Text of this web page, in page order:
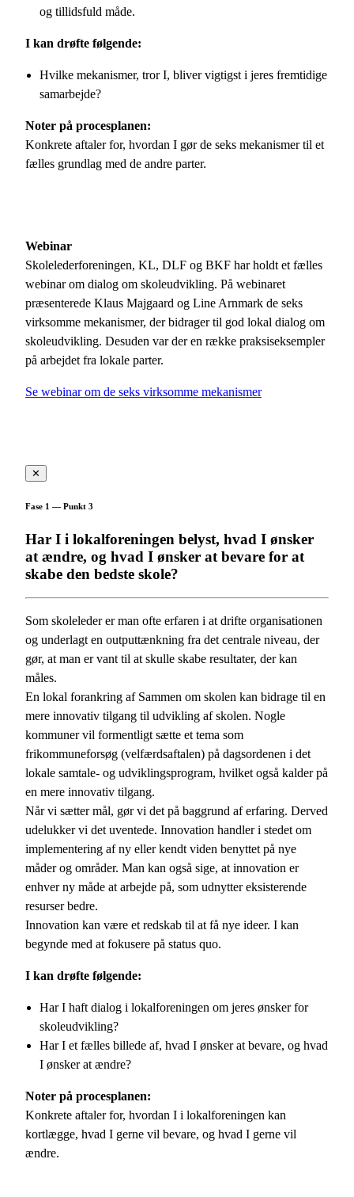
og tillidsfuld måde.
I kan drøfte følgende:
Hvilke mekanismer, tror I, bliver vigtigst i jeres fremtidige
samarbejde?
Noter på procesplanen:
Konkrete aftaler for, hvordan I gør de seks mekanismer til et
fælles grundlag med de andre parter.
Webinar
Skolelederforeningen, KL, DLF og BKF har holdt et fælles
webinar om dialog om skoleudvikling. På webinaret
præsenterede Klaus Majgaard og Line Arnmark de seks
virksomme mekanismer, der bidrager til god lokal dialog om
skoleudvikling. Desuden var der en række praksiseksempler
på arbejdet fra lokale parter.
Se webinar om de seks virksomme mekanismer
✕
Fase 1 — Punkt 3
Har I i lokalforeningen belyst, hvad I ønsker
at ændre, og hvad I ønsker at bevare for at
skabe den bedste skole?
Som skoleleder er man ofte erfaren i at drifte organisationen
og underlagt en outputtænkning fra det centrale niveau, der
gør, at man er vant til at skulle skabe resultater, der kan
måles.
En lokal forankring af Sammen om skolen kan bidrage til en
mere innovativ tilgang til udvikling af skolen. Nogle
kommuner vil formentligt sætte et tema som
frikommuneforsøg (velfærdsaftalen) på dagsordenen i det
lokale samtale- og udviklingsprogram, hvilket også kalder på
en mere innovativ tilgang.
Når vi sætter mål, gør vi det på baggrund af erfaring. Derved
udelukker vi det uventede. Innovation handler i stedet om
implementering af ny eller kendt viden benyttet på nye
måder og områder. Man kan også sige, at innovation er
enhver ny måde at arbejde på, som udnytter eksisterende
resurser bedre.
Innovation kan være et redskab til at få nye ideer. I kan
begynde med at fokusere på status quo.
I kan drøfte følgende:
Har I haft dialog i lokalforeningen om jeres ønsker for
skoleudvikling?
Har I et fælles billede af, hvad I ønsker at bevare, og hvad
I ønsker at ændre?
Noter på procesplanen:
Konkrete aftaler for, hvordan I i lokalforeningen kan
kortlægge, hvad I gerne vil bevare, og hvad I gerne vil
ændre.